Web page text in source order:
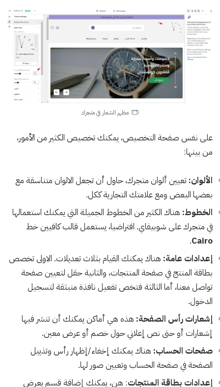
مظهر الشعار في متجرك
على نفس صفحة التخصيص، يمكنك تخصيص الكثير من الأمور،
من بينها:
الألوان:تعيين ألوان متجرك، حاول أن تجعل الالوان متناسقة مع
بعضها البعض ومع علامتك التجارية ككل.
الخطوط: هناك الكثير من الخطوط الجميلة التي يمكنك استعمالها
في متجرك على شوبيفاي. افتراضيا، يستعمل قالب كافيين خط
Cairo
.
إعدادات عامة: هناك يمكنك القيام بثلاث تعديلات. الاولى تخصص
بطاقة المنتج في صفحة المنتجات، والثانية حقل لتعيين صفحة
تواصل معنا، أما الثالثة فتخص تفعيل نافذة منبثقة لتسجيل
الدخول.
إشعارات رأس الصفحة: هذه هي أماكن يمكنك أن تنشر فيها
إشعارات أو حتى نص إعلاني حول خصم أو عرض معين.
صفحات الحساب: هناك يمكنك إخفاء/إظهار رأس وتذييل
الصفحة في صفحة الحساب وتعيين صور لها.
إعدادات بطاقة المنتجات: هن، يمكنك إضافة قسم يعرض